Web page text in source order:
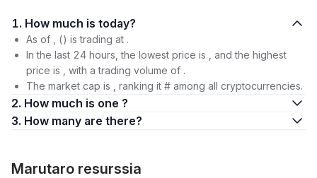
1. How much is today?
As of , () is trading at .
In the last 24 hours, the lowest price is , and the highest
price is , with a trading volume of .
The market cap is , ranking it # among all cryptocurrencies.
2. How much is one ?
3. How many are there?
Marutaro resurssia